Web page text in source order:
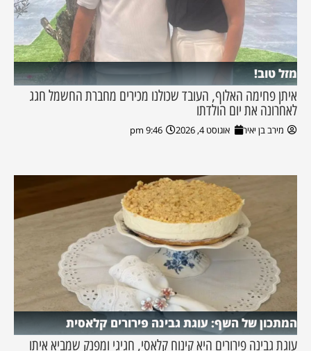
מזל טוב!
איתן פחימה האלוף, העובד שכולנו מכירים מחברת החשמל חגג
לאחרונה את יום הולדתו
מירב בן יאיר אוגוסט 4, 2026 9:46 pm
המתכון של השף: עוגת גבינה פירורים קלאסית
עוגת גבינה פירורים היא קינוח קלאסי, חגיגי ומפנק שמביא איתו